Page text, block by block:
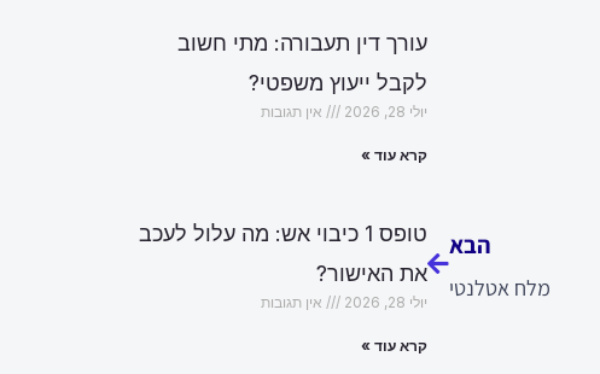
הבא
מלח אטלנטי
עורך דין תעבורה: מתי חשוב
לקבל ייעוץ משפטי?
יולי 28, 2026 אין תגובות
קרא עוד »
טופס 1 כיבוי אש: מה עלול לעכב
את האישור?
יולי 28, 2026 אין תגובות
קרא עוד »